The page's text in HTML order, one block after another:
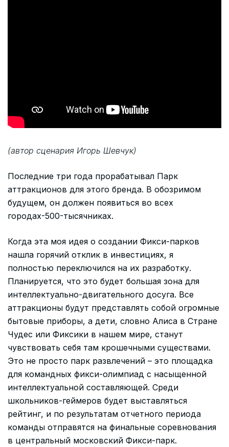
(автор сценария Игорь Шевчук)
Последние три года прорабатывал Парк
аттракционов для этого бренда. В обозримом
будущем, он должен появиться во всех
городах-500-тысячниках.
Когда эта моя идея о создании Фикси-парков
нашла горячий отклик в инвестициях, я
полностью переключился на их разработку.
Планируется, что это будет большая зона для
интеллектуально-двигательного досуга. Все
аттракционы будут представлять собой огромные
бытовые приборы, а дети, словно Алиса в Стране
Чудес или Фиксики в нашем мире, станут
чувствовать себя там крошечными существами.
Это не просто парк развлечений – это площадка
для командных фикси-олимпиад с насыщенной
интеллектуальной составляющей. Среди
школьников-геймеров будет выставляться
рейтинг, и по результатам отчетного периода
команды отправятся на финальные соревнования
в центральный московский Фикси-парк.